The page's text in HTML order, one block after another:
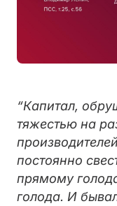
“Капитал,
тяжестью на
постоянно
прямому
голода. И